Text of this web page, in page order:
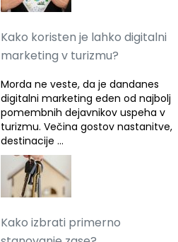
Kako koristen je lahko digitalni
marketing v turizmu?
Morda ne veste, da je dandanes
digitalni marketing eden od najbolj
pomembnih dejavnikov uspeha v
turizmu. Večina gostov nastanitve,
destinacije …
Kako izbrati primerno